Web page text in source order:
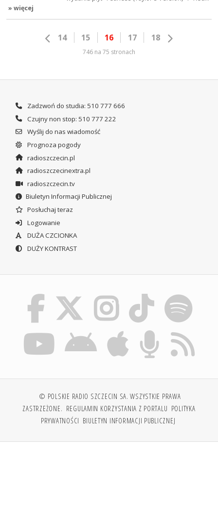
» więcej
14 15 16 17 18
746 na 75 stronach
Zadzwoń do studia: 510 777 666
Czujny non stop: 510 777 222
Wyślij do nas wiadomość
Prognoza pogody
radioszczecin.pl
radioszczecinextra.pl
radioszczecin.tv
Biuletyn Informacji Publicznej
Posłuchaj teraz
Logowanie
DUŻA CZCIONKA
DUŻY KONTRAST
© POLSKIE RADIO SZCZECIN SA. WSZYSTKIE PRAWA
ZASTRZEŻONE. REGULAMIN KORZYSTANIA Z PORTALU POLITYKA
PRYWATNOŚCI BIULETYN INFORMACJI PUBLICZNEJ